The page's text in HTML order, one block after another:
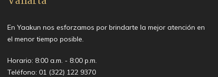
En Yaakun nos esforzamos por brindarte la mejor atención en
el menor tiempo posible.
Horario: 8:00 a.m. - 8:00 p.m.
Teléfono: 01 (322) 122 9370